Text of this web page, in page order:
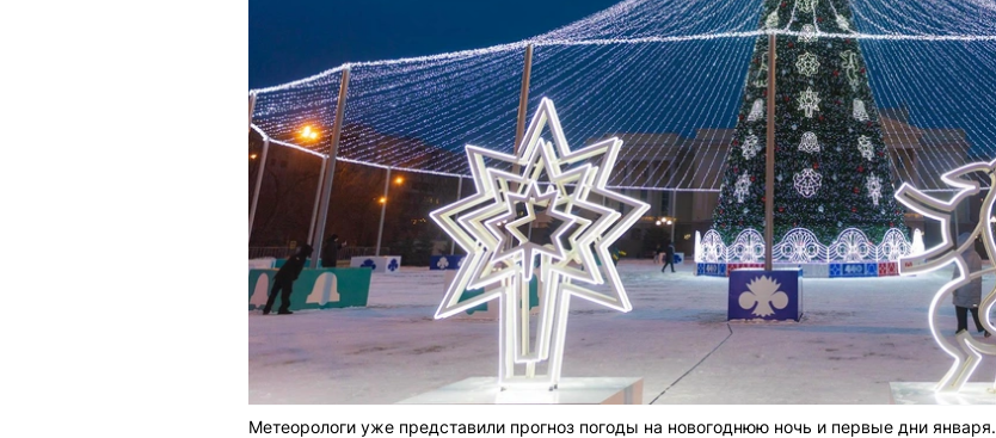
Метеорологи уже представили прогноз погоды на новогоднюю ночь и первые дни января.